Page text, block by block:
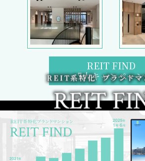
REIT FIND
5大キャンペーン